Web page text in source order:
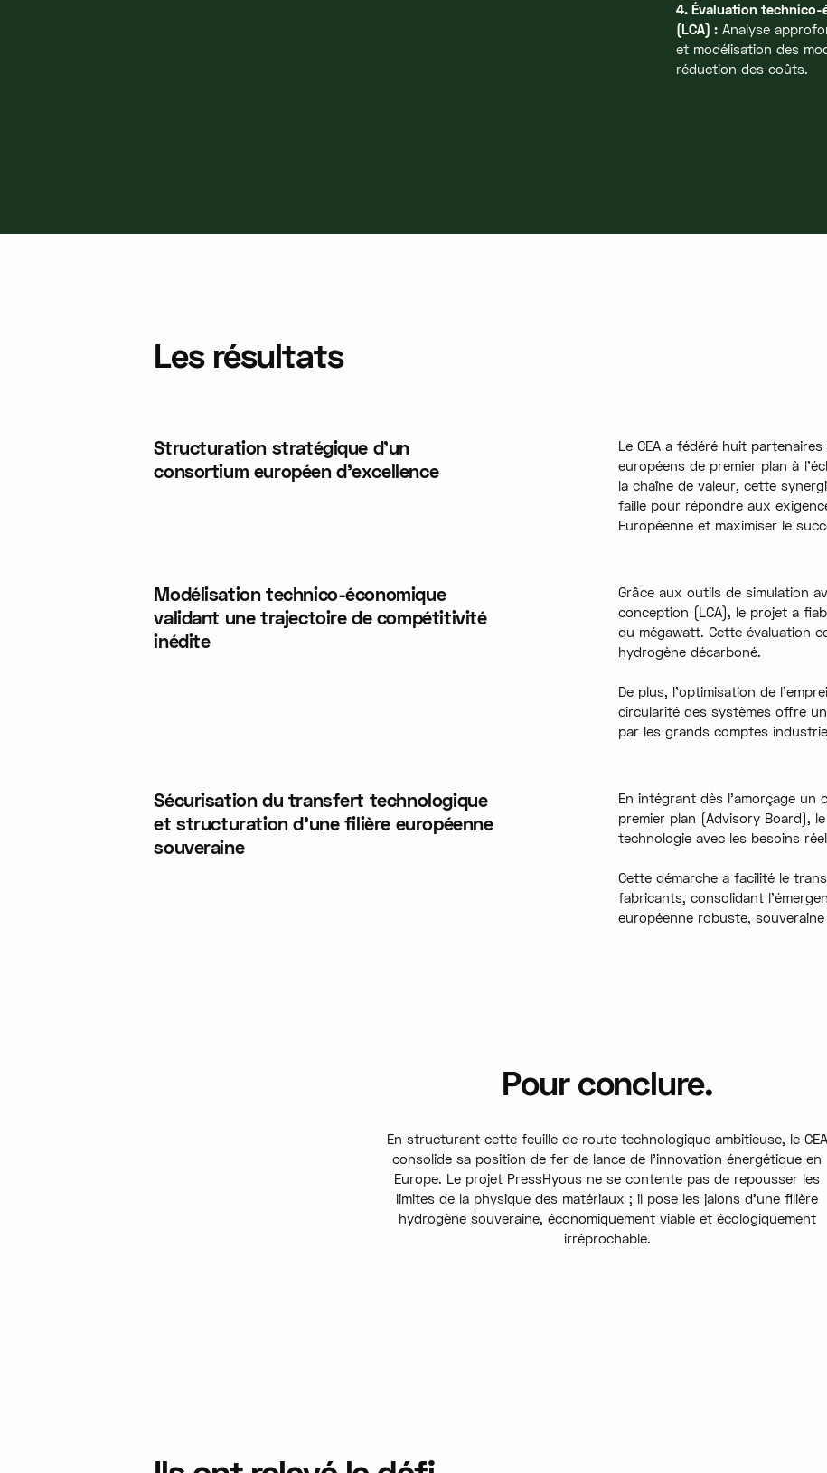
4. Évaluation technico-
(LCA) : Analyse
et modélisation des
réduction des coûts.
Les résultats
Structuration stratégique d'un
consortium européen d'excellence
Le CEA a fédéré huit
européens de premier plan à
la chaîne de valeur, cette
faille pour répondre aux
Européenne et maximiser le
Modélisation technico-économique
validant une trajectoire de compétitivité
inédite
Grâce aux outils de simulation
conception (LCA), le projet a
du mégawatt. Cette évaluation
hydrogène décarboné.
De plus, l'optimisation de
circularité des systèmes offre
par les grands comptes
Sécurisation du transfert technologique
et structuration d'une filière européenne
souveraine
En intégrant dès l'amorçage un
premier plan (Advisory Board),
technologie avec les besoins
Cette démarche a facilité le
fabricants, consolidant
européenne robuste,
Pour conclure.
En structurant cette feuille de route technologique ambitieuse, le CEA
consolide sa position de fer de lance de l'innovation énergétique en
Europe. Le projet PressHyous ne se contente pas de repousser les
limites de la physique des matériaux ; il pose les jalons d'une filière
hydrogène souveraine, économiquement viable et écologiquement
irréprochable.